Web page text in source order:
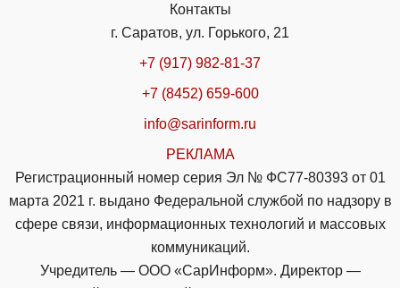
Контакты
г. Саратов, ул. Горького, 21
+7 (917) 982-81-37
+7 (8452) 659-600
info@sarinform.ru
РЕКЛАМА
Регистрационный номер серия Эл № ФС77-80393 от 01
марта 2021 г. выдано Федеральной службой по надзору в
сфере связи, информационных технологий и массовых
коммуникаций.
Учредитель — ООО «СарИнформ». Директор —